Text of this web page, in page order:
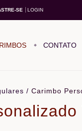
SE LOGIN
CONTATO
/ Carimbo